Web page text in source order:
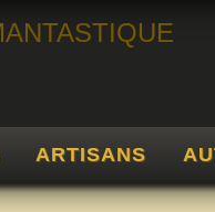
ARTISANS